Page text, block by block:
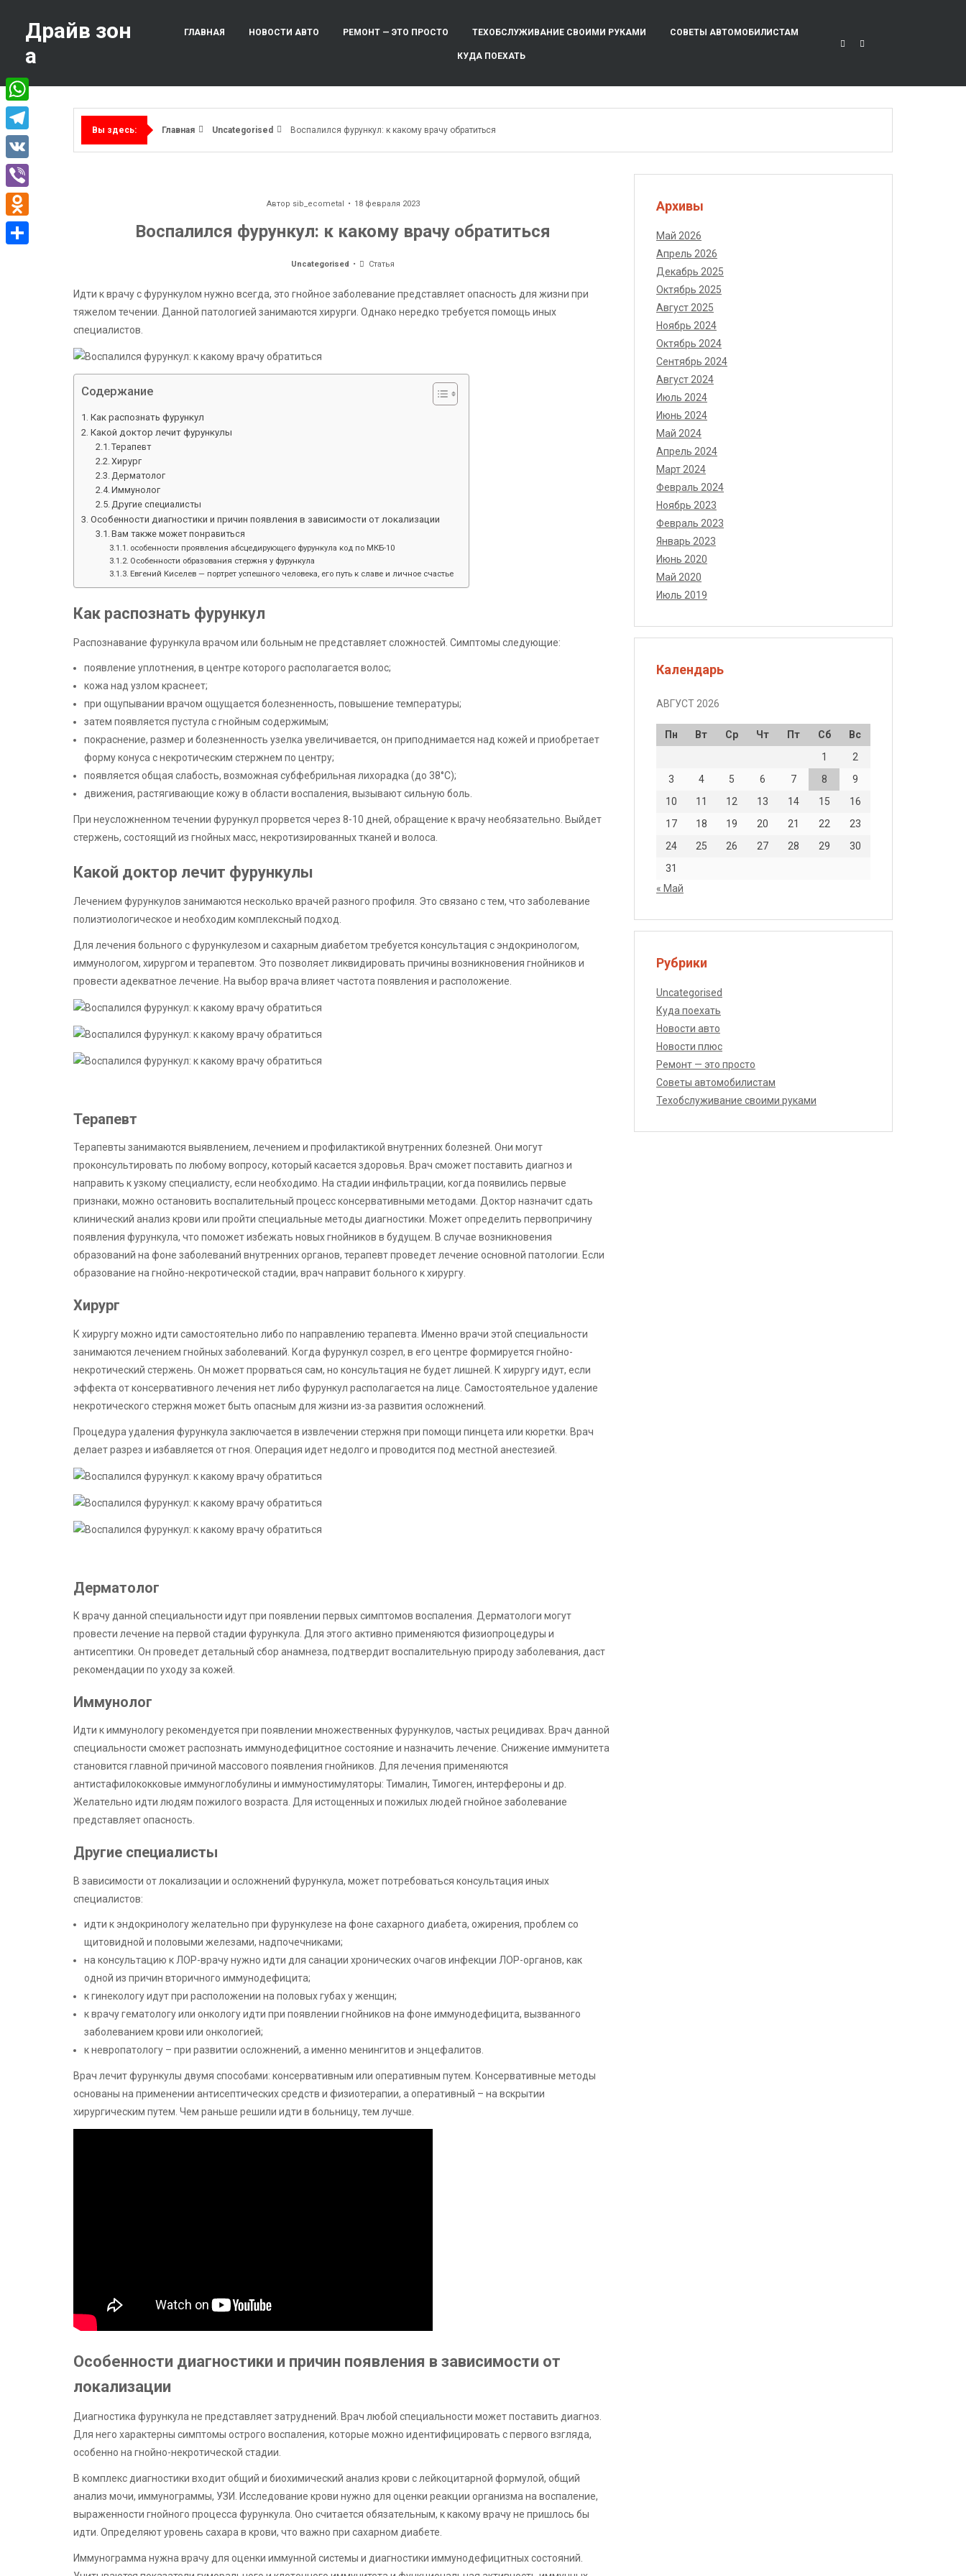
содержимому
Драйв зон
а
ГЛАВНАЯ НОВОСТИ АВТО РЕМОНТ — ЭТО ПРОСТО ТЕХОБСЛУЖИВАНИЕ СВОИМИ РУКАМИ СОВЕТЫ АВТОМОБИЛИСТАМ
КУДА ПОЕХАТЬ
Вы здесь: Главная Uncategorised Воспалился фурункул: к какому врачу обратиться
Автор sib_ecometal 18 февраля 2023
Воспалился фурункул: к какому врачу обратиться
Uncategorised Статья
Идти к врачу с фурункулом нужно всегда, это гнойное заболевание представляет опасность для жизни при
тяжелом течении. Данной патологией занимаются хирурги. Однако нередко требуется помощь иных
специалистов.
Содержание
Как распознать фурункул
Какой доктор лечит фурункулы
Терапевт
Хирург
Дерматолог
Иммунолог
Другие специалисты
Особенности диагностики и причин появления в зависимости от локализации
Вам также может понравиться
особенности проявления абсцедирующего фурункула код по МКБ-10
Особенности образования стержня у фурункула
Евгений Киселев — портрет успешного человека, его путь к славе и личное счастье
Как распознать фурункул
Распознавание фурункула врачом или больным не представляет сложностей. Симптомы следующие:
появление уплотнения, в центре которого располагается волос;
кожа над узлом краснеет;
при ощупывании врачом ощущается болезненность, повышение температуры;
затем появляется пустула с гнойным содержимым;
покраснение, размер и болезненность узелка увеличивается, он приподнимается над кожей и приобретает
форму конуса с некротическим стержнем по центру;
появляется общая слабость, возможная субфебрильная лихорадка (до 38°С);
движения, растягивающие кожу в области воспаления, вызывают сильную боль.
При неусложненном течении фурункул прорвется через 8-10 дней, обращение к врачу необязательно. Выйдет
стержень, состоящий из гнойных масс, некротизированных тканей и волоса.
Какой доктор лечит фурункулы
Лечением фурункулов занимаются несколько врачей разного профиля. Это связано с тем, что заболевание
полиэтиологическое и необходим комплексный подход.
Для лечения больного с фурункулезом и сахарным диабетом требуется консультация с эндокринологом,
иммунологом, хирургом и терапевтом. Это позволяет ликвидировать причины возникновения гнойников и
провести адекватное лечение. На выбор врача влияет частота появления и расположение.
Терапевт
Терапевты занимаются выявлением, лечением и профилактикой внутренних болезней. Они могут
проконсультировать по любому вопросу, который касается здоровья. Врач сможет поставить диагноз и
направить к узкому специалисту, если необходимо. На стадии инфильтрации, когда появились первые
признаки, можно остановить воспалительный процесс консервативными методами. Доктор назначит сдать
клинический анализ крови или пройти специальные методы диагностики. Может определить первопричину
появления фурункула, что поможет избежать новых гнойников в будущем. В случае возникновения
образований на фоне заболеваний внутренних органов, терапевт проведет лечение основной патологии. Если
образование на гнойно-некротической стадии, врач направит больного к хирургу.
Хирург
К хирургу можно идти самостоятельно либо по направлению терапевта. Именно врачи этой специальности
занимаются лечением гнойных заболеваний. Когда фурункул созрел, в его центре формируется гнойно-
некротический стержень. Он может прорваться сам, но консультация не будет лишней. К хирургу идут, если
эффекта от консервативного лечения нет либо фурункул располагается на лице. Самостоятельное удаление
некротического стержня может быть опасным для жизни из-за развития осложнений.
Процедура удаления фурункула заключается в извлечении стержня при помощи пинцета или кюретки. Врач
делает разрез и избавляется от гноя. Операция идет недолго и проводится под местной анестезией.
Дерматолог
К врачу данной специальности идут при появлении первых симптомов воспаления. Дерматологи могут
провести лечение на первой стадии фурункула. Для этого активно применяются физиопроцедуры и
антисептики. Он проведет детальный сбор анамнеза, подтвердит воспалительную природу заболевания, даст
рекомендации по уходу за кожей.
Иммунолог
Идти к иммунологу рекомендуется при появлении множественных фурункулов, частых рецидивах. Врач данной
специальности сможет распознать иммунодефицитное состояние и назначить лечение. Снижение иммунитета
становится главной причиной массового появления гнойников. Для лечения применяются
антистафилококковые иммуноглобулины и иммуностимуляторы: Тималин, Тимоген, интерфероны и др.
Желательно идти людям пожилого возраста. Для истощенных и пожилых людей гнойное заболевание
представляет опасность.
Другие специалисты
В зависимости от локализации и осложнений фурункула, может потребоваться консультация иных
специалистов:
идти к эндокринологу желательно при фурункулезе на фоне сахарного диабета, ожирения, проблем со
щитовидной и половыми железами, надпочечниками;
на консультацию к ЛОР-врачу нужно идти для санации хронических очагов инфекции ЛОР-органов, как
одной из причин вторичного иммунодефицита;
к гинекологу идут при расположении на половых губах у женщин;
к врачу гематологу или онкологу идти при появлении гнойников на фоне иммунодефицита, вызванного
заболеванием крови или онкологией;
к невропатологу – при развитии осложнений, а именно менингитов и энцефалитов.
Врач лечит фурункулы двумя способами: консервативным или оперативным путем. Консервативные методы
основаны на применении антисептических средств и физиотерапии, а оперативный – на вскрытии
хирургическим путем. Чем раньше решили идти в больницу, тем лучше.
Особенности диагностики и причин появления в зависимости от
локализации
Диагностика фурункула не представляет затруднений. Врач любой специальности может поставить диагноз.
Для него характерны симптомы острого воспаления, которые можно идентифицировать с первого взгляда,
особенно на гнойно-некротической стадии.
В комплекс диагностики входит общий и биохимический анализ крови с лейкоцитарной формулой, общий
анализ мочи, иммунограммы, УЗИ. Исследование крови нужно для оценки реакции организма на воспаление,
выраженности гнойного процесса фурункула. Оно считается обязательным, к какому врачу не пришлось бы
идти. Определяют уровень сахара в крови, что важно при сахарном диабете.
Иммунограмма нужна врачу для оценки иммунной системы и диагностики иммунодефицитных состояний.
Архивы
Май 2026
Апрель 2026
Декабрь 2025
Октябрь 2025
Август 2025
Ноябрь 2024
Октябрь 2024
Сентябрь 2024
Август 2024
Июль 2024
Июнь 2024
Май 2024
Апрель 2024
Март 2024
Февраль 2024
Ноябрь 2023
Февраль 2023
Январь 2023
Июнь 2020
Май 2020
Июль 2019
Календарь
АВГУСТ 2026
Пн Вт Ср Чт Пт Сб
Вс
1
2
3
4 5 6 7 8
9
10
11 12 13 14 15
16
17
18 19 20 21 22
23
24
25 26 27 28 29
30
31
« Май
Рубрики
Uncategorised
Куда поехать
Новости авто
Новости плюс
Ремонт — это просто
Советы автомобилистам
Техобслуживание своими руками
WhatsApp
Telegram
VK
Viber
Odnoklassniki